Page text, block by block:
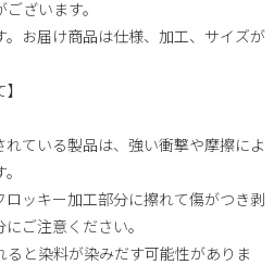
ざいます。
お届け商品は仕様、加工、サイズが
ている製品は、強い衝撃や摩擦によ
ッキー加工部分に擦れて傷がつき剥
ご注意ください。
と染料が染みだす可能性がありま